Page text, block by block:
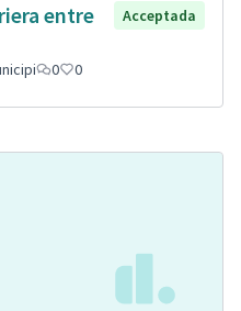
entre
Acceptada
0 0